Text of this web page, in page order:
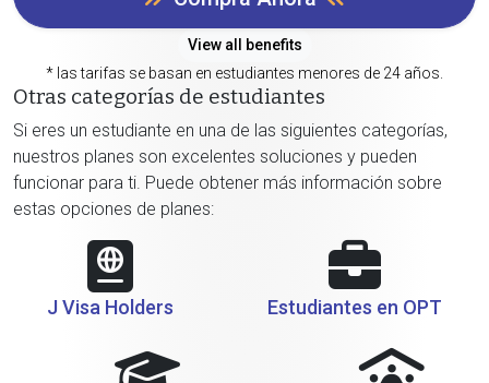
View all benefits
* las tarifas se basan en estudiantes menores de 24 años.
Otras categorías de estudiantes
Si eres un estudiante en una de las siguientes categorías,
nuestros planes son excelentes soluciones y pueden
funcionar para ti. Puede obtener más información sobre
estas opciones de planes:
J Visa Holders Estudiantes en OPT